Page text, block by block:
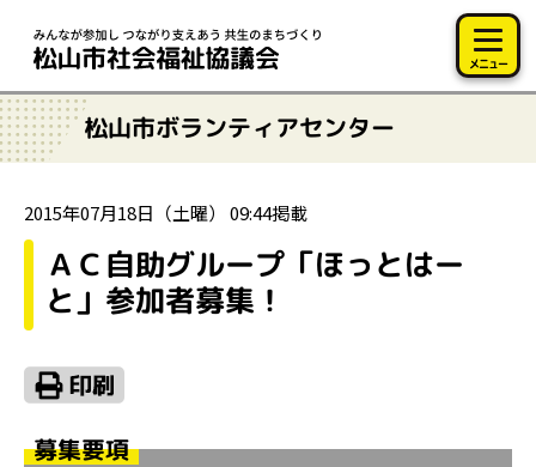
メニュー
松山市ボランティアセンター
2015年07月18日（土曜） 09:44掲載
ＡＣ自助グループ「ほっとはー
と」参加者募集！
募集要項